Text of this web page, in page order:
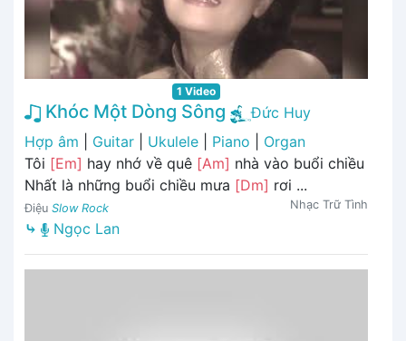
1 Video
Khóc Một Dòng Sông
Đức Huy
Hợp âm
Guitar Ukulele Piano
Organ
Tôi [Em] hay nhớ về quê [Am] nhà vào buổi chiều
Nhất là những buổi chiều mưa [Dm] rơi ...
Điệu Slow Rock Nhạc Trữ Tình
⤷ Ngọc Lan